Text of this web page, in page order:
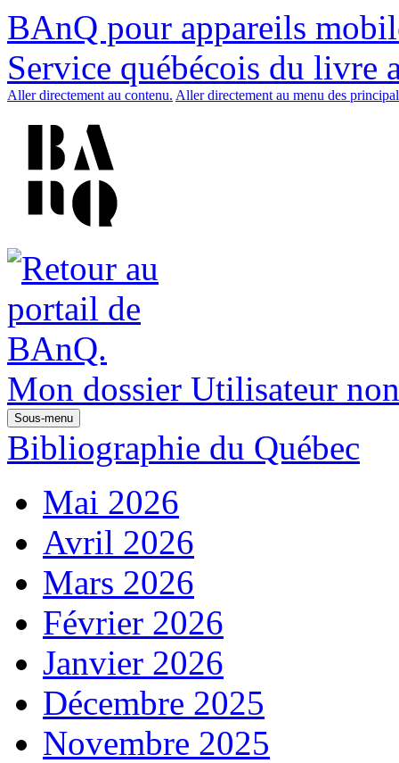
BAnQ pour appareils
Service québécois du livre
Aller directement au contenu. Aller directement au menu des
Mon dossier Utilisateur
Sous-menu
Bibliographie du Québec
Mai 2026
Avril 2026
Mars 2026
Février 2026
Janvier 2026
Décembre 2025
Novembre 2025